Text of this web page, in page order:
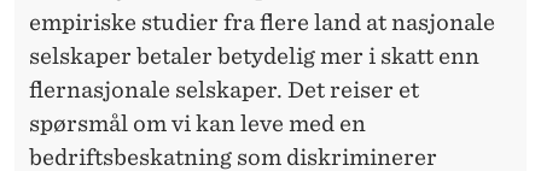
empiriske studier fra flere land at nasjonale
selskaper betaler betydelig mer i skatt enn
flernasjonale selskaper. Det reiser et
spørsmål om vi kan leve med en
bedriftsbeskatning som diskriminerer